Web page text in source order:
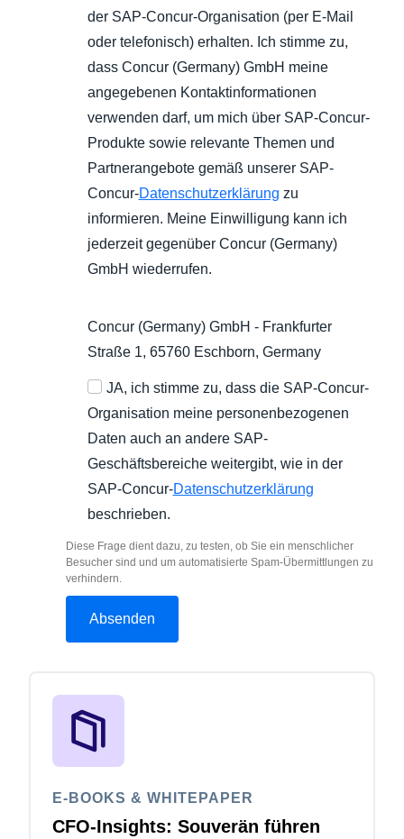
der SAP-Concur-Organisation (per E-Mail
oder telefonisch) erhalten. Ich stimme zu,
dass Concur (Germany) GmbH meine
angegebenen Kontaktinformationen
verwenden darf, um mich über SAP-Concur-
Produkte sowie relevante Themen und
Partnerangebote gemäß unserer SAP-
Concur-Datenschutzerklärung zu
informieren. Meine Einwilligung kann ich
jederzeit gegenüber Concur (Germany)
GmbH wiederrufen.
Concur (Germany) GmbH - Frankfurter
Straße 1, 65760 Eschborn, Germany
JA, ich stimme zu, dass die SAP-Concur-
Organisation meine personenbezogenen
Daten auch an andere SAP-
Geschäftsbereiche weitergibt, wie in der
SAP-Concur-Datenschutzerklärung
beschrieben.
Diese Frage dient dazu, zu testen, ob Sie ein menschlicher
Besucher sind und um automatisierte Spam-Übermittlungen zu
verhindern.
E-BOOKS & WHITEPAPER
CFO-Insights: Souverän führen